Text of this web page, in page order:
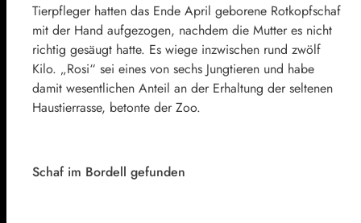
Tierpfleger hatten das Ende April geborene Rotkopfschaf
mit der Hand aufgezogen, nachdem die Mutter es nicht
richtig gesäugt hatte. Es wiege inzwischen rund zwölf
Kilo. „Rosi“ sei eines von sechs Jungtieren und habe
damit wesentlichen Anteil an der Erhaltung der seltenen
Haustierrasse, betonte der Zoo.
Schaf im Bordell gefunden